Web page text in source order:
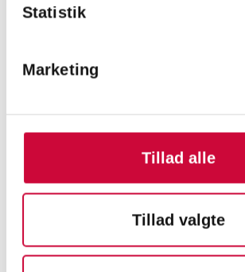
Statistik
Marketing
Tillad alle
Tillad valgte
DK-9320 Hjallerup, Denmark
Tel. +45 9828 4444
info@klokkerholm.com
FIND VEJ